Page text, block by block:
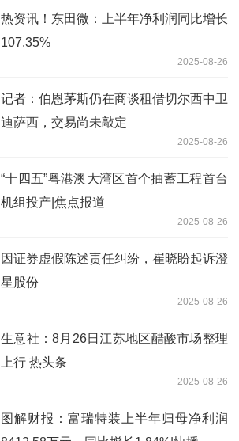
热资讯！东田微：上半年净利润同比增长
107.35%
2025-08-26
记者：伯恩茅斯仍在商谈租借切尔西中卫
迪萨西，交易尚未敲定
2025-08-26
“十四五”粤港澳大湾区首个抽蓄工程首台
机组投产|焦点报道
2025-08-26
因证券虚假陈述责任纠纷，崔晓盼起诉澄
星股份
2025-08-26
生意社：8月26日江苏地区醋酸市场整理
上行 热头条
2025-08-26
图解财报：富瑞特装上半年归母净利润